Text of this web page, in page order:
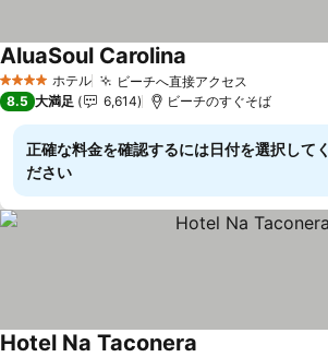
4 ホテルのランク
ホテル ビーチへ直接アクセス
AluaSoul Carolina
8.5 大満足 6,614 ビーチのすぐそば
正確な料金を確認するには日付を選択してく
ださい
Hotel Na Taconera